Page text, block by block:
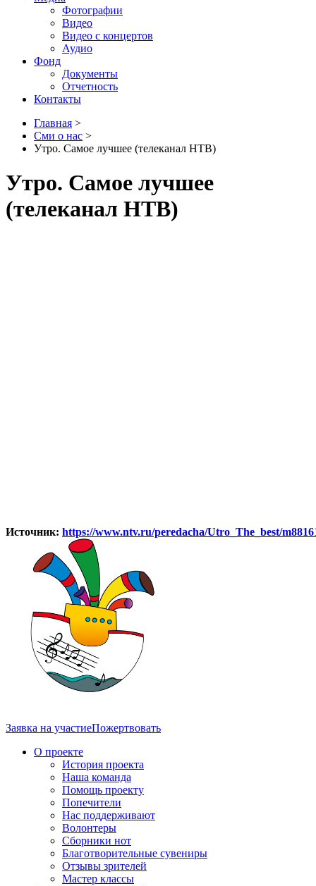
Фотографии
Видео
Видео с концертов
Аудио
Фонд
Документы
Отчетность
Контакты
Главная >
Сми о нас >
Утро. Самое лучшее (телеканал НТВ)
Утро. Самое лучшее
(телеканал НТВ)
Источник: https://www.ntv.ru/peredacha/Utro_The_best/
Заявка на участиеПожертвовать
О проекте
История проекта
Наша команда
Помощь проекту
Попечители
Нас поддерживают
Волонтеры
Сборники нот
Благотворительные сувениры
Отзывы зрителей
Мастер классы